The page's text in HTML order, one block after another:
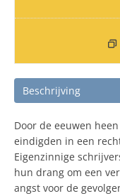
Beschrijving
Door de eeuwen
eindigden in een
Eigenzinnige
hun drang om een
angst voor de